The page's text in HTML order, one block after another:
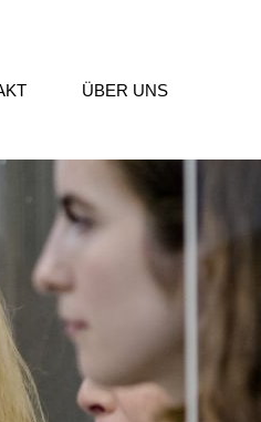
ÜBER UNS